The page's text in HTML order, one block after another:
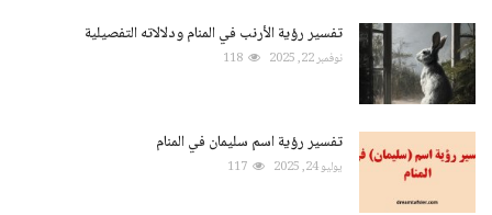
تفسير رؤية الأرنب في المنام ودلالاته التفصيلية
نوفمبر 22, 2025 118
تفسير رؤية اسم سليمان في المنام
يوليو 24, 2025 117